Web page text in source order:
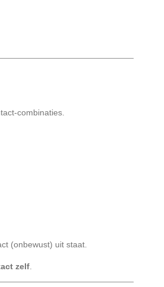
combinaties.
(onbewust) uit staat.
zelf